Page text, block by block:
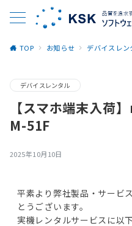
TOP お知らせ デバイスレン
デバイスレンタル
【スマホ端末入
M-51F
2025年10月10日
平素より弊社製品・サービ
とうございます。
実機レンタルサービスに以